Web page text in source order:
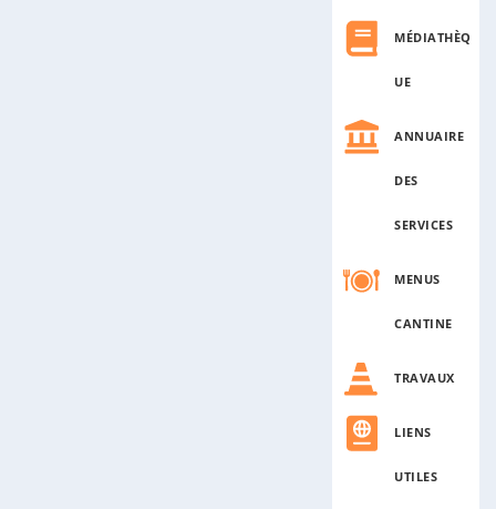
MÉDIATHÈQ
UE
ANNUAIRE
DES
SERVICES
MENUS
CANTINE
TRAVAUX
LIENS
UTILES